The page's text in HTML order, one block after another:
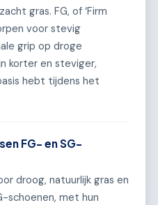
gras. FG, of ‘Firm
voor stevig
grip op droge
korter en steviger,
hebt tijdens het
FG- en SG-
droog, natuurlijk gras en
schoenen, met hun